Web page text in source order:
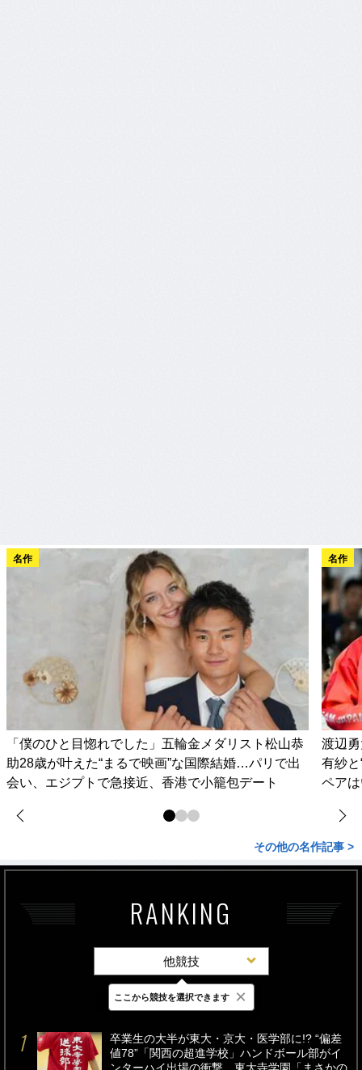
名作
「僕のひと目惚れでした」五輪金メダリスト松山恭
助28歳が叶えた“まるで映画”な国際結婚…パリで出
会い、エジプトで急接近、香港で小籠包デート
名作
渡辺
有紗
ペア
その他の名作記事 >
RANKING
他競技
最新 24時間 週間
卒業生の大半が東大・京大・医学部に!? “偏差
値78”「関西の超進学校」ハンドボール部がイ
ここから競技を選択できます ×